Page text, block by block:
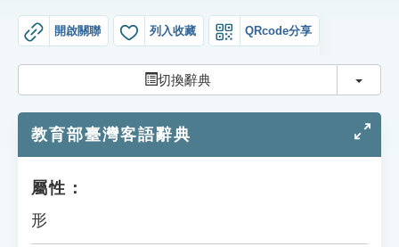
生字詞彙表
知識索引
開啟關聯 列入收藏 QRcode分享
切換辭典 切換
教育部臺灣客語辭典
屬性：
形